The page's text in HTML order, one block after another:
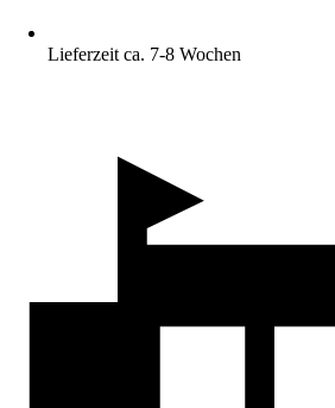
Lieferzeit ca. 7-8 Wochen